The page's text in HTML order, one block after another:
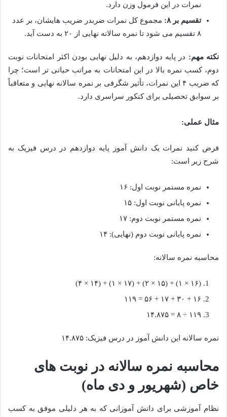
نمرات در این فرمول وزن دارد.
تقسیم بر ۸:
مجموع کل نمرات ضربدر ضریب هایشان، بر عدد
۸ تقسیم می شود تا نمره سالانه نهایی از ۲۰ به دست آید.
نکته مهم: در پایه دوازدهم، به دلیل نهایی بودن اکثر امتحانات نوبت
دوم، کسب نمره بالا در این امتحانات به مراتب حیاتی تر است؛ چرا
که ضریب ۴ این نمرات، تأثیر شگرفی بر نمره سالانه نهایی و متعاقباً
بر سوابق تحصیلی برای کنکور سراسری دارد.
مثال عملی:
فرض کنید نمرات یک دانش آموز پایه دوازدهم در درس فیزیک به
شرح زیر است:
نمره مستمر نوبت اول: ۱۶
نمره پایانی نوبت اول: ۱۵
نمره مستمر نوبت دوم: ۱۷
نمره پایانی نوبت دوم (نهایی): ۱۴
محاسبه نمره سالانه:
(۱۶ × ۱) + (۱۵ × ۲) + (۱۷ × ۱) + (۱۴ × ۴)
۱۶ + ۳۰ + ۱۷ + ۵۶ = ۱۱۹
۱۱۹ ÷ ۸ = ۱۴.۸۷۵
نمره سالانه این دانش آموز در درس فیزیک: ۱۴.۸۷۵
محاسبه نمره سالانه در نوبت های
خاص (شهریور و دی ماه)
نظام آموزشی برای دانش آموزانی که به هر دلیلی موفق به کسب